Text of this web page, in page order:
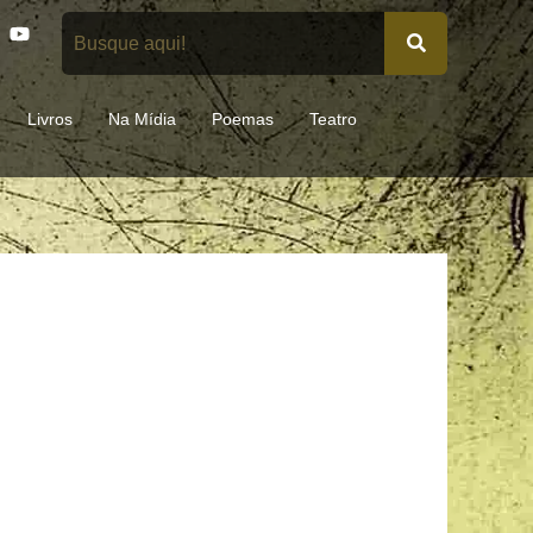
Y
o
t
u
b
e
Livros Na Mídia Poemas Teatro